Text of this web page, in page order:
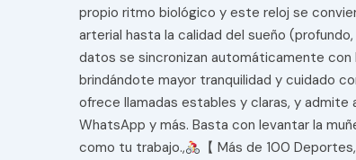
propio ritmo biológico y este reloj se
arterial hasta la calidad del sueño
datos se sincronizan automáticamente con
brindándote mayor tranquilidad y cuidado
ofrece llamadas estables y claras, y
WhatsApp y más. Basta con levantar la
como tu trabajo.,
【 Más de 100